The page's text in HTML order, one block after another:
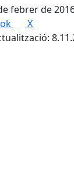
febrer de
X